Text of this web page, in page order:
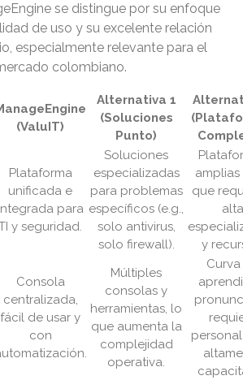
se distingue por su enfoque
de uso y su excelente relación
especialmente relevante para el
colombiano.
(ValuIT)
Alternativa 1
(Soluciones
Punto)
Plataforma
unificada e
para
y seguridad.
Soluciones
especializadas
para problemas
específicos (e.g.,
solo antivirus,
solo firewall).
que
alta
y
Consola
centralizada,
fácil de usar y
con
Múltiples
consolas y
herramientas, lo
que aumenta la
complejidad
operativa.